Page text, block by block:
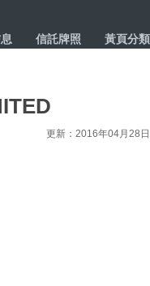
信託牌照 黃頁分類
更新：2016年04月28日